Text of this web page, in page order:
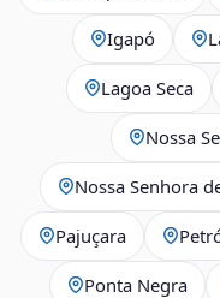
Igapó
Lagoa Seca
Nossa
Nossa Senhora
Pajuçara
Ponta Negra